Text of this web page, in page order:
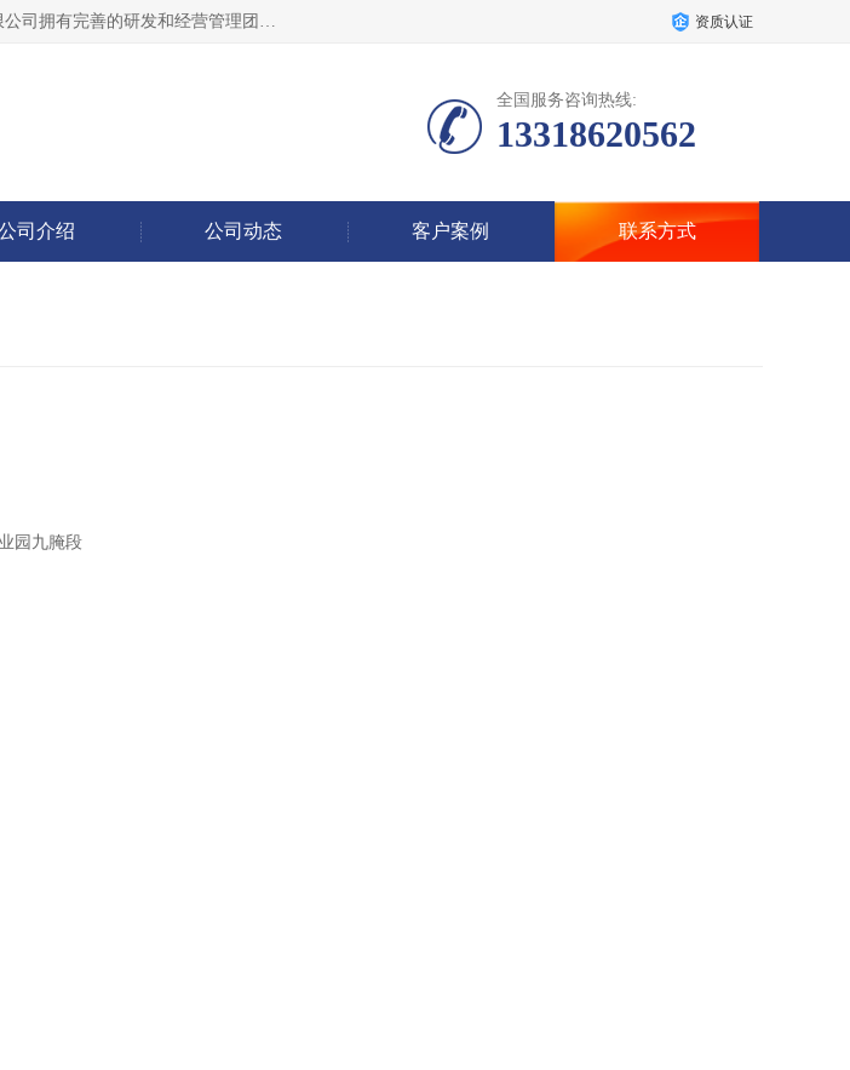
清远市鑫叶新型装饰材料有限公司批量供应：集成墙板等产品，清远市鑫叶新型装饰材料有限公司拥有完善的研发和经营管理团队，取得有70多项证书。不断让研发科技成果惠及全人类，用新材料保护自然资源，让人类生活居住健康与自然发展相和谐。全国统一热线电话：*。 资质认证
全国服务咨询热线:
13318620562
司介绍 公司动态 客户案例 联系方式
园九腌段